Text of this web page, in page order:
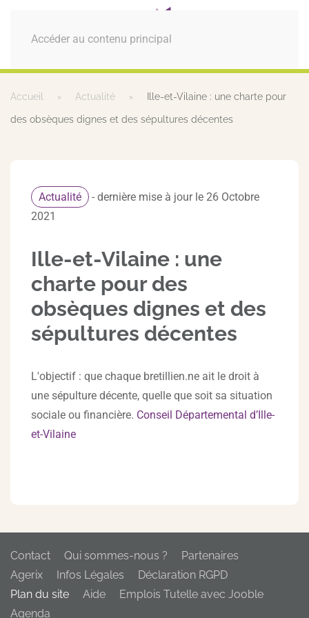
Accéder au contenu principal
MENU
Accueil Actualité Ille-et-Vilaine : une charte pour
des obsèques dignes et des sépultures décentes
Actualité
- dernière mise à jour le 26 Octobre
2021
Ille-et-Vilaine : une
charte pour des
obsèques dignes et des
sépultures décentes
L'objectif : que chaque bretillien.ne ait le droit à
une sépulture décente, quelle que soit sa situation
sociale ou financière. Conseil Départemental d’Ille-
et-Vilaine
Contact Qui sommes-nous ?
Partenaires
Agerix
Infos Légales
Déclaration RGPD
Plan du site
Aide
Emplois Tutelle avec Jooble
Agenda